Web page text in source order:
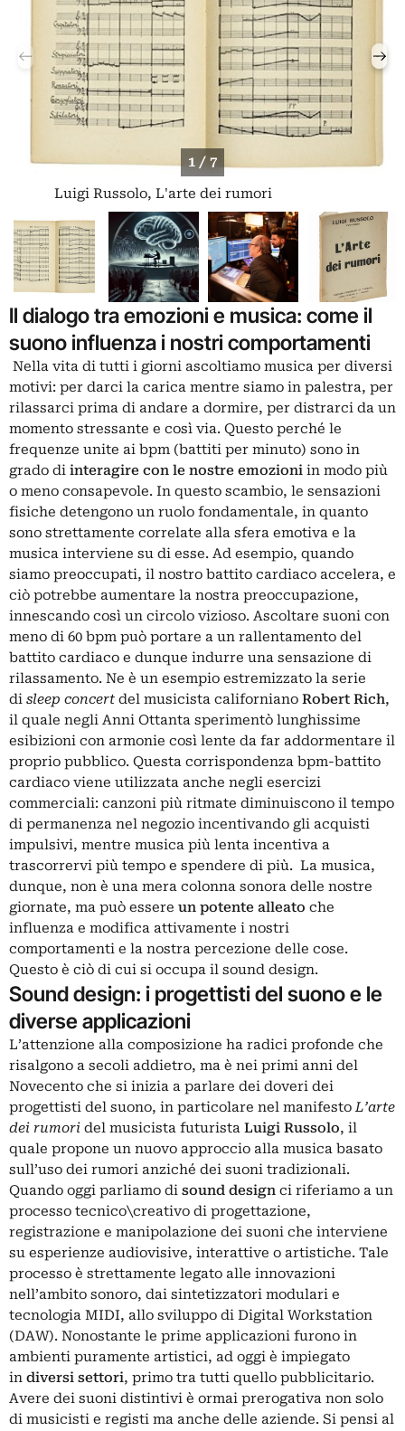
1 / 7
Luigi Russolo, L'arte dei rumori
Il dialogo tra emozioni e musica: come il
suono influenza i nostri comportamenti
Nella vita di tutti i giorni ascoltiamo musica per diversi
motivi: per darci la carica mentre siamo in palestra, per
rilassarci prima di andare a dormire, per distrarci da un
momento stressante e così via. Questo perché le
frequenze unite ai bpm (battiti per minuto) sono in
grado di interagire con le nostre emozioni in modo più
o meno consapevole. In questo scambio, le sensazioni
fisiche detengono un ruolo fondamentale, in quanto
sono strettamente correlate alla sfera emotiva e la
musica interviene su di esse. Ad esempio, quando
siamo preoccupati, il nostro battito cardiaco accelera, e
ciò potrebbe aumentare la nostra preoccupazione,
innescando così un circolo vizioso. Ascoltare suoni con
meno di 60 bpm può portare a un rallentamento del
battito cardiaco e dunque indurre una sensazione di
rilassamento. Ne è un esempio estremizzato la serie
di sleep concert del musicista californiano Robert Rich,
il quale negli Anni Ottanta sperimentò lunghissime
esibizioni con armonie così lente da far addormentare il
proprio pubblico. Questa corrispondenza bpm-battito
cardiaco viene utilizzata anche negli esercizi
commerciali: canzoni più ritmate diminuiscono il tempo
di permanenza nel negozio incentivando gli acquisti
impulsivi, mentre musica più lenta incentiva a
trascorrervi più tempo e spendere di più. La musica,
dunque, non è una mera colonna sonora delle nostre
giornate, ma può essere un potente alleato che
influenza e modifica attivamente i nostri
comportamenti e la nostra percezione delle cose.
Questo è ciò di cui si occupa il sound design.
Sound design: i progettisti del suono e le
diverse applicazioni
L’attenzione alla composizione ha radici profonde che
risalgono a secoli addietro, ma è nei primi anni del
Novecento che si inizia a parlare dei doveri dei
progettisti del suono, in particolare nel manifestoL’arte
dei rumori del musicista futurista Luigi Russolo, il
quale propone un nuovo approccio alla musica basato
sull’uso dei rumori anziché dei suoni tradizionali.
Quando oggi parliamo di sound design ci riferiamo a un
processo tecnico\creativo di progettazione,
registrazione e manipolazione dei suoni che interviene
su esperienze audiovisive, interattive o artistiche. Tale
processo è strettamente legato alle innovazioni
nell’ambito sonoro, dai sintetizzatori modulari e
tecnologia MIDI, allo sviluppo di Digital Workstation
(DAW). Nonostante le prime applicazioni furono in
ambienti puramente artistici, ad oggi è impiegato
in diversi settori, primo tra tutti quello pubblicitario.
Avere dei suoni distintivi è ormai prerogativa non solo
di musicisti e registi ma anche delle aziende. Si pensi al